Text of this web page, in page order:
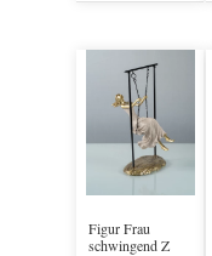
Figur Frau
schwingend Z